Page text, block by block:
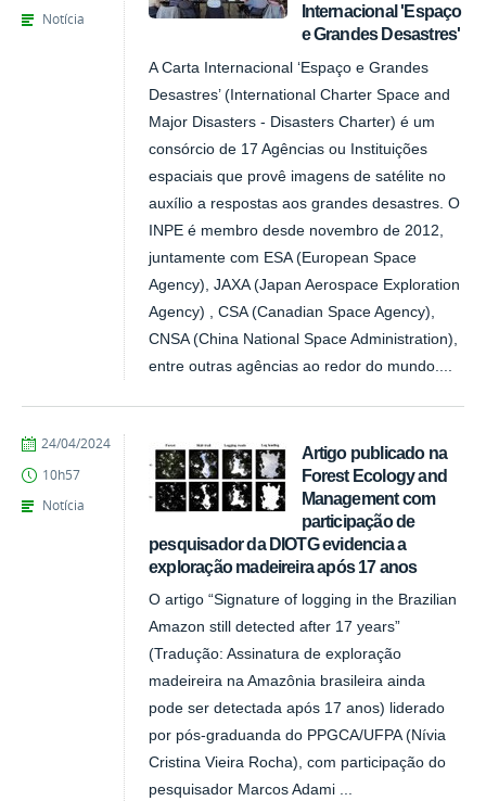
Internacional 'Espaço
e Grandes Desastres'
A Carta Internacional ‘Espaço e Grandes
Desastres’ (International Charter Space and
Major Disasters - Disasters Charter) é um
consórcio de 17 Agências ou Instituições
espaciais que provê imagens de satélite no
auxílio a respostas aos grandes desastres. O
INPE é membro desde novembro de 2012,
juntamente com ESA (European Space
Agency), JAXA (Japan Aerospace Exploration
Agency) , CSA (Canadian Space Agency),
CNSA (China National Space Administration),
entre outras agências ao redor do mundo....
Notícia
Artigo publicado na
Forest Ecology and
Management com
participação de
pesquisador da DIOTG evidencia a
exploração madeireira após 17 anos
O artigo “Signature of logging in the Brazilian
Amazon still detected after 17 years”
(Tradução: Assinatura de exploração
madeireira na Amazônia brasileira ainda
pode ser detectada após 17 anos) liderado
por pós-graduanda do PPGCA/UFPA (Nívia
Cristina Vieira Rocha), com participação do
pesquisador Marcos Adami ...
publicado
24/04/2024
10h57
Notícia